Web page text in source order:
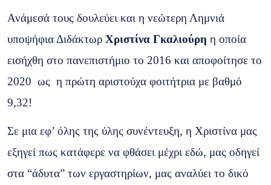
Ανάμεσά τους δουλεύει και η νεώτερη Λημνιά
υποψήφια Διδάκτωρ Χριστίνα Γκαλιούρη η οποία
εισήχθη στο πανεπιστήμιο το 2016 και αποφοίτησε το
2020 ως η πρώτη αριστούχα φοιτήτρια με βαθμό
9,32!
Σε μια εφ’ όλης της ύλης συνέντευξη, η Χριστίνα μας
εξηγεί πως κατάφερε να φθάσει μέχρι εδώ, μας οδηγεί
στα “άδυτα” των εργαστηρίων, μας αναλύει το δικό